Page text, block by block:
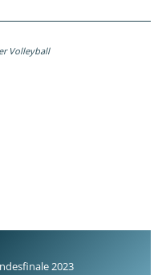
Volleyball
2023